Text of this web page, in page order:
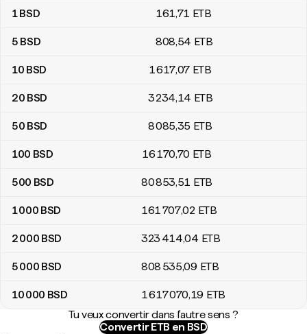
Table de conversion dollars bahaméens vers birrs éthiopiens
1BSD 161,71 ETB
5 BSD 808,54 ETB
10 BSD 1 617,07 ETB
20 BSD 3 234,14 ETB
50 BSD 8 085,35 ETB
100 BSD 16 170,70 ETB
500 BSD 80 853,51 ETB
1 000 BSD 161 707,02 ETB
2 000 BSD 323 414,04 ETB
5 000 BSD 808 535,09 ETB
10 000 BSD 1 617 070,19 ETB
Tu veux convertir dans l'autre sens ?
Convertir ETB en BSD